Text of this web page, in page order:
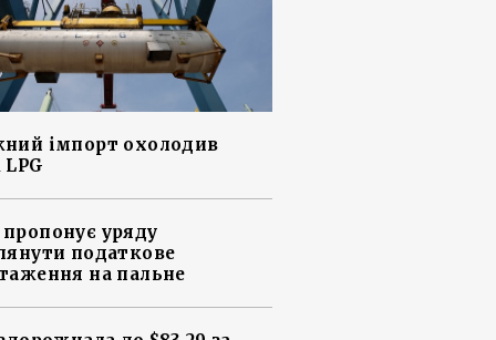
імпорт охолодив
уряду
податкове
на пальне